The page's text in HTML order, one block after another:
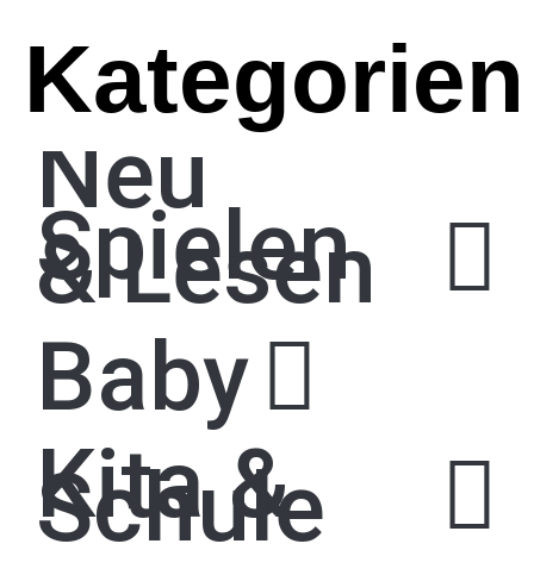
Kategorien
Neu
Spielen
& Lesen
Baby
Kita &
Schule